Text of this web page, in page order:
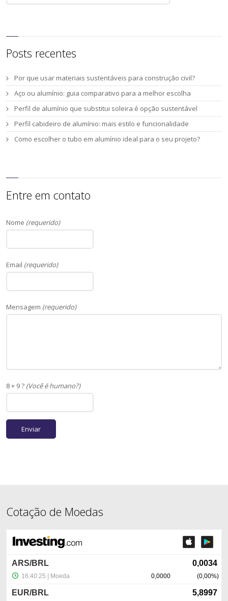
Posts recentes
Por que usar materiais sustentáveis para construção civil?
Aço ou alumínio: guia comparativo para a melhor escolha
Perfil de alumínio que substitui soleira é opção sustentável
Perfil cabideiro de alumínio: mais estilo e funcionalidade
Como escolher o tubo em alumínio ideal para o seu projeto?
Entre em contato
Nome (requerido)
Email (requerido)
Mensagem (requerido)
8 + 9 ? (Você é humano?)
Cotação de Moedas